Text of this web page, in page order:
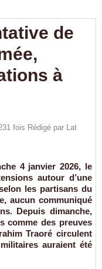
de
à
fois Rédigé par Lat
4 janvier 2026, le
autour d’une
les partisans du
aucun communiqué
Depuis dimanche,
comme des preuves
Traoré circulent
auraient été